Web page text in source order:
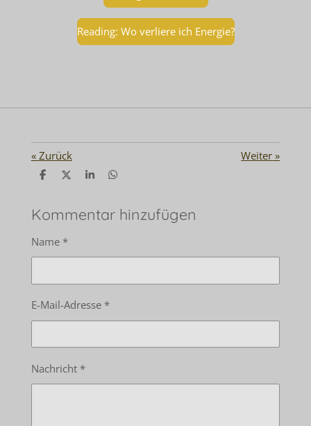
Reading: Wo verliere ich Energie?
« Zurück Weiter »
T
l
e
T
l
e
T
l
e
T
l
Kommentar hinzufügen
Name *
E-Mail-Adresse *
Nachricht *